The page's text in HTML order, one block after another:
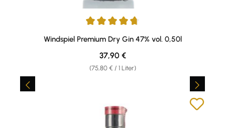
Durchschnittliche Bewertung von 4.77 von 5 Sternen
Windspiel Premium Dry Gin 47% vol. 0,50l
(75,80 € / 1 Liter)
Regulärer Preis:
37,90 €